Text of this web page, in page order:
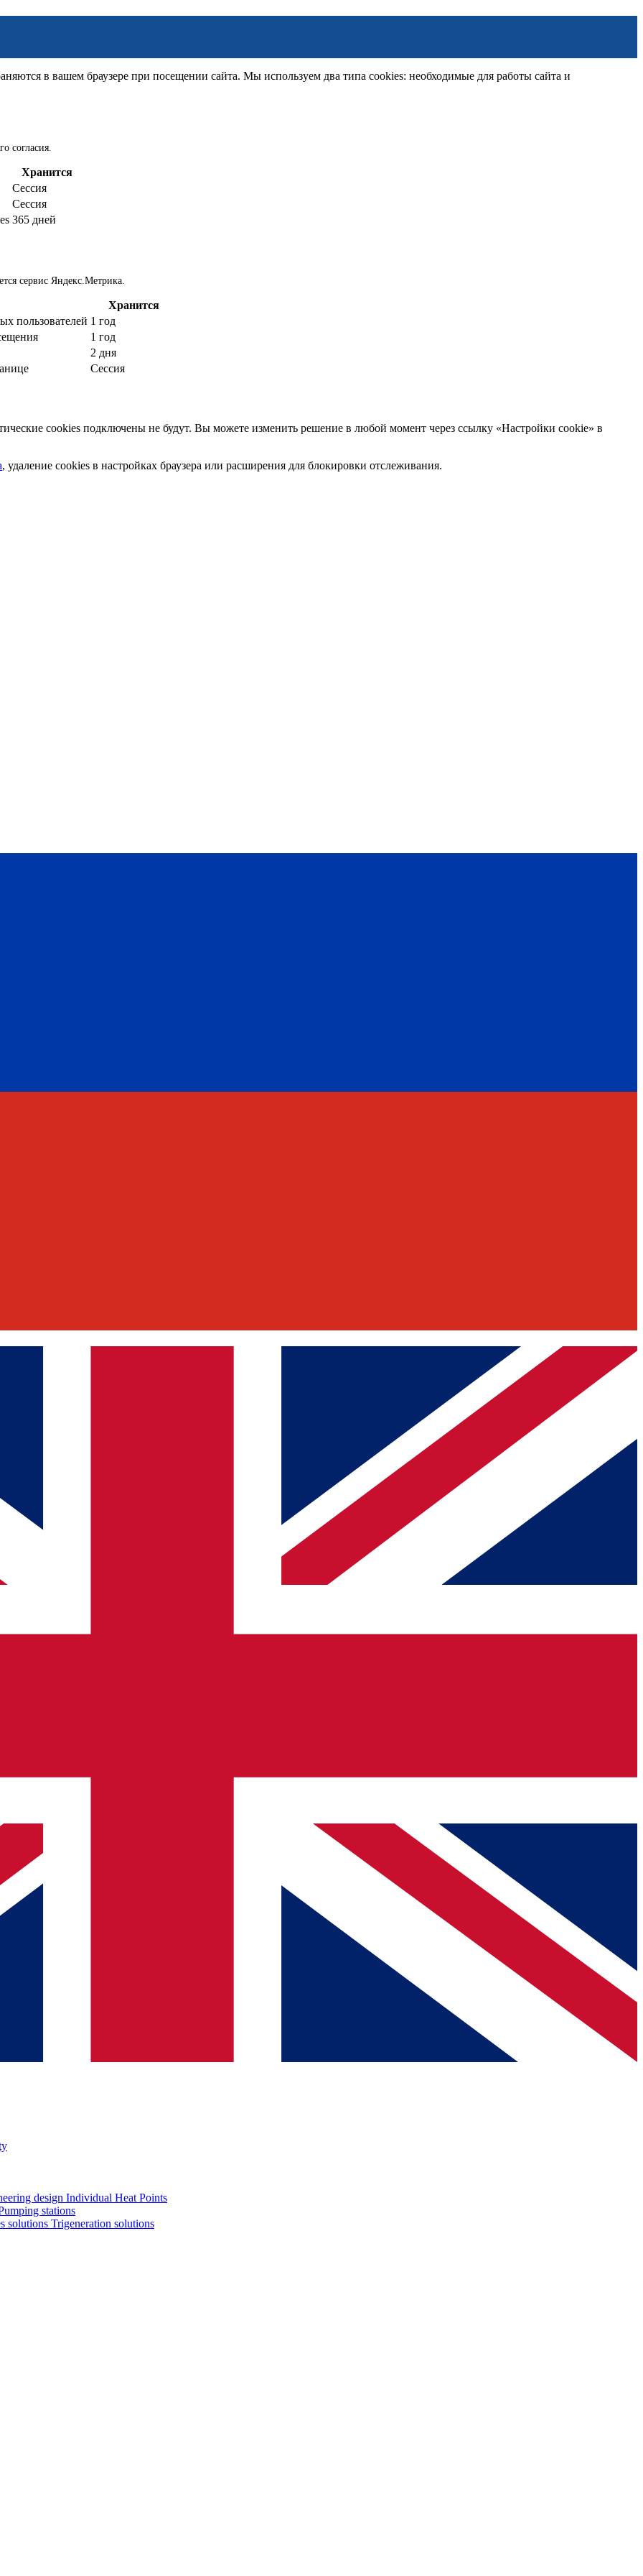
в вашем браузере при посещении сайта. Мы используем два типа cookies: необходимые для работы сайта и
согласия.
Хранится
Сессия
Сессия
365 дней
сервис Яндекс.Метрика.
Хранится
пользователей 1 год
1 год
2 дня
Сессия
cookies подключены не будут. Вы можете изменить решение в любой момент через ссылку «Настройки cookie» в
, удаление cookies в настройках браузера или расширения для блокировки отслеживания.
design Individual Heat Points
stations
solutions Trigeneration solutions